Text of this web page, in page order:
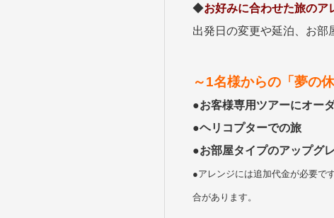
◆お好みに合わせた旅のア
出発日の変更や延泊、お部
～1名様からの「夢の
●お客様専用ツアーにオー
●ヘリコプターでの旅
●お部屋タイプのアップグ
●アレンジには追加代金が必要で
合があります。